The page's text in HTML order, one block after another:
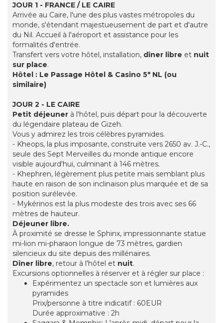
JOUR 1 - FRANCE / LE CAIRE
Arrivée au Caire, l'une des plus vastes métropoles du
monde, s'étendant majestueusement de part et d'autre
du Nil. Accueil à l'aéroport et assistance pour les
formalités d'entrée.
Transfert vers votre hôtel, installation, dîner libre et nuit
sur place.
Hôtel : Le Passage Hôtel & Casino 5* NL (ou
similaire)
JOUR 2 - LE CAIRE
Petit déjeuner à l'hôtel, puis départ pour la découverte
du légendaire plateau de Gizeh.
Vous y admirez les trois célèbres pyramides.
- Kheops, la plus imposante, construite vers 2650 av. J.-C.,
seule des Sept Merveilles du monde antique encore
visible aujourd'hui, culminant à 146 mètres.
- Khephren, légèrement plus petite mais semblant plus
haute en raison de son inclinaison plus marquée et de sa
position surélevée.
- Mykérinos est la plus modeste des trois avec ses 66
mètres de hauteur.
Déjeuner libre.
À proximité se dresse le Sphinx, impressionnante statue
mi-lion mi-pharaon longue de 73 mètres, gardien
silencieux du site depuis des millénaires.
Dîner libre, retour à l'hôtel et nuit.
Excursions optionnelles à réserver et à régler sur place :
Expérimentez un spectacle son et lumières aux
pyramides
Prix/personne à titre indicatif : 60EUR
Durée approximative : 2h